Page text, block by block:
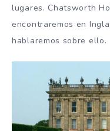
lugares. Chatsworth
encontraremos en
hablaremos sobre ello.